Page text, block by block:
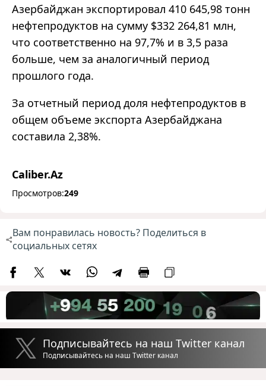
Азербайджан экспортировал 410 645,98 тонн
нефтепродуктов на сумму $332 264,81 млн,
что соответственно на 97,7% и в 3,5 раза
больше, чем за аналогичный период
прошлого года.
За отчетный период доля нефтепродуктов в
общем объеме экспорта Азербайджана
составила 2,38%.
Caliber.Az
Просмотров:249
Вам понравилась новость? Поделиться в
социальных сетях
Подписывайтесь на наш Twitter канал
Подписывайтесь на наш Twitter канал